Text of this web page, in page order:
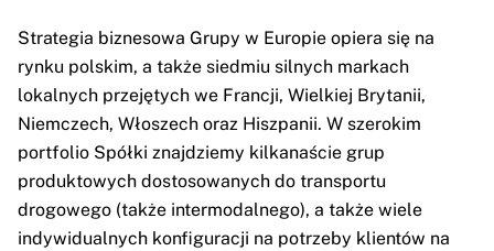
Strategia biznesowa Grupy w Europie opiera się na
rynku polskim, a także siedmiu silnych markach
lokalnych przejętych we Francji, Wielkiej Brytanii,
Niemczech, Włoszech oraz Hiszpanii. W szerokim
portfolio Spółki znajdziemy kilkanaście grup
produktowych dostosowanych do transportu
drogowego (także intermodalnego), a także wiele
indywidualnych konfiguracji na potrzeby klientów na